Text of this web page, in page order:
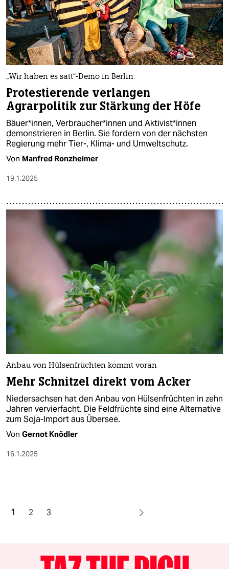
„Wir haben es satt“-Demo in Berlin
Protestierende verlangen
Agrarpolitik zur Stärkung der Höfe
Bäuer*innen, Ver­brau­che­r*in­nen und Ak­ti­vis­t*in­nen
demonstrieren in Berlin. Sie fordern von der nächsten
Regierung mehr Tier-, Klima- und Umweltschutz.
Von Manfred Ronzheimer
19.1.2025
Anbau von Hülsenfrüchten kommt voran
Mehr Schnitzel direkt vom Acker
Niedersachsen hat den Anbau von Hülsenfrüchten in zehn
Jahren vervierfacht. Die Feldfrüchte sind eine Alternative
zum Soja-Import aus Übersee.
Von Gernot Knödler
16.1.2025
1 2 3